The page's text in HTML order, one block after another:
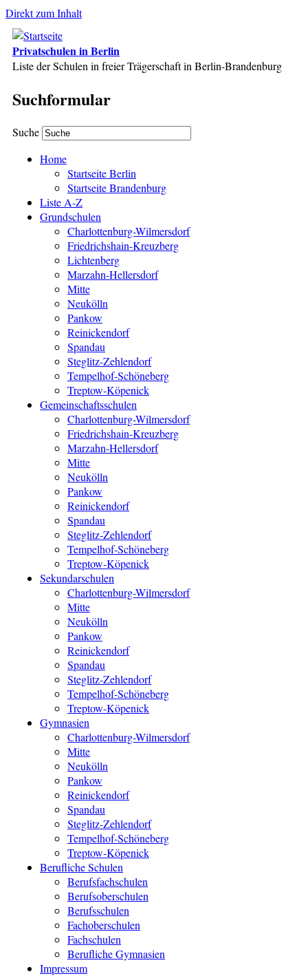
Direkt zum Inhalt
Privatschulen in Berlin
Liste der Schulen in freier Trägerschaft in Berlin-Brandenburg
Suchformular
Suche
Home
Startseite Berlin
Startseite Brandenburg
Liste A-Z
Grundschulen
Charlottenburg-Wilmersdorf
Friedrichshain-Kreuzberg
Lichtenberg
Marzahn-Hellersdorf
Mitte
Neukölln
Pankow
Reinickendorf
Spandau
Steglitz-Zehlendorf
Tempelhof-Schöneberg
Treptow-Köpenick
Gemeinschaftsschulen
Charlottenburg-Wilmersdorf
Friedrichshain-Kreuzberg
Marzahn-Hellersdorf
Mitte
Neukölln
Pankow
Reinickendorf
Spandau
Steglitz-Zehlendorf
Tempelhof-Schöneberg
Treptow-Köpenick
Sekundarschulen
Charlottenburg-Wilmersdorf
Mitte
Neukölln
Pankow
Reinickendorf
Spandau
Steglitz-Zehlendorf
Tempelhof-Schöneberg
Treptow-Köpenick
Gymnasien
Charlottenburg-Wilmersdorf
Mitte
Neukölln
Pankow
Reinickendorf
Spandau
Steglitz-Zehlendorf
Tempelhof-Schöneberg
Treptow-Köpenick
Berufliche Schulen
Berufsfachschulen
Berufsoberschulen
Berufsschulen
Fachoberschulen
Fachschulen
Berufliche Gymnasien
Impressum